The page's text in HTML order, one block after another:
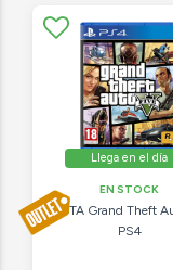
Llega en el día
EN STOCK
GTA Grand Theft
PS4